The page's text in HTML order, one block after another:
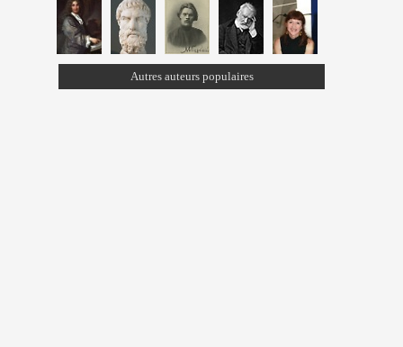
Autres auteurs populaires